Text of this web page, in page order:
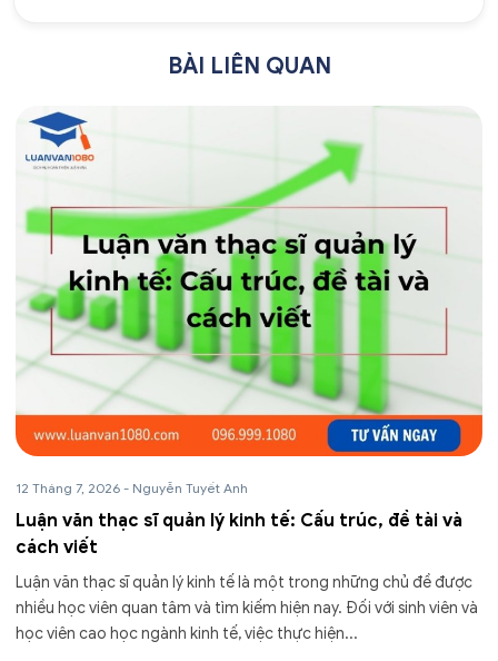
BÀI LIÊN QUAN
12 Tháng 7, 2026 - Nguyễn Tuyết Anh
Luận văn thạc sĩ quản lý kinh tế: Cấu trúc, đề tài và
cách viết
Luận văn thạc sĩ quản lý kinh tế là một trong những chủ đề được
nhiều học viên quan tâm và tìm kiếm hiện nay. Đối với sinh viên và
học viên cao học ngành kinh tế, việc thực hiện...